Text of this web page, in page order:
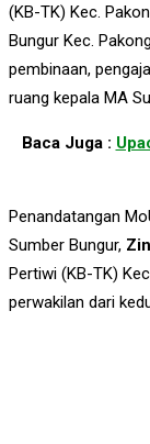
(KB-TK) Kec.
Bungur Kec.
pembinaan,
ruang kepala MA
Baca Juga :
Penandatangan
Sumber Bungur,
Pertiwi (KB-TK)
perwakilan dari